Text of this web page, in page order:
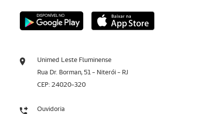
Unimed Leste Fluminense
Rua Dr. Borman, 51 - Niterói - RJ
CEP: 24020-320
Ouvidoria